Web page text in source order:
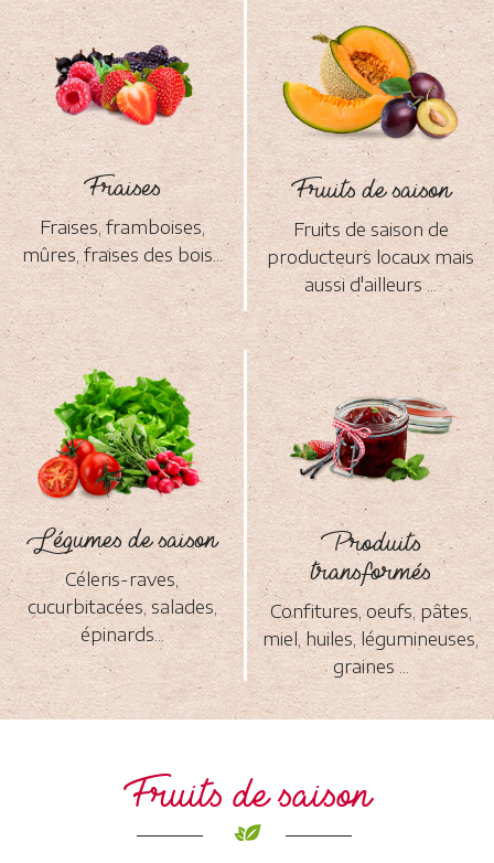
Fraises
Fraises, framboises,
mûres, fraises des bois...
Fruits de saison
Fruits de saison de
producteurs locaux mais
aussi d'ailleurs ...
Légumes de saison
Céleris-raves,
cucurbitacées, salades,
épinards...
Produits
transformés
Confitures, oeufs, pâtes,
miel, huiles, légumineuses,
graines ...
Fruits de saison